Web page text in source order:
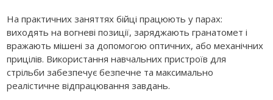
На практичних заняттях бійці працюють у парах:
виходять на вогневі позиції, заряджають гранатомет і
вражають мішені за допомогою оптичних, або механічних
прицілів. Використання навчальних пристроїв для
стрільби забезпечує безпечне та максимально
реалістичне відпрацювання завдань.